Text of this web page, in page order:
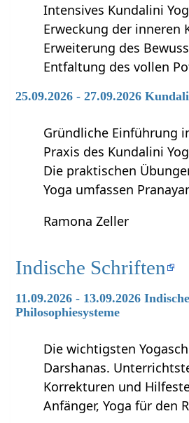
Intensives Kundalini
Erweckung der inneren
Erweiterung des
Entfaltung des vollen
25.09.2026 - 27.09.2026
Gründliche Einführung
Praxis des Kundalini
Die praktischen
Yoga umfassen
Ramona Zeller
Indische Schriften
11.09.2026 - 13.09.2026
Philosophiesysteme
Die wichtigsten
Darshanas.
Korrekturen und
Anfänger, Yoga für den